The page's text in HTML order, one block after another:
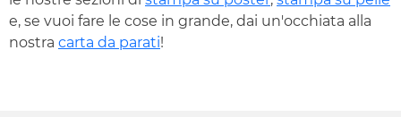
e, se vuoi fare le cose in grande, dai un'occhiata alla
nostra carta da parati!